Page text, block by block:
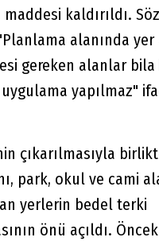
kaldırıldı.
alanında
gereken alanlar
yapılmaz"
çıkarılmasıyla
park, okul ve cami
yerlerin bedel terki
önü açıldı.